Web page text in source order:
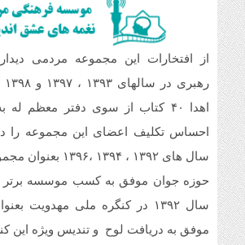
سلام و ارادت. بله از طریق خط تلفن شما در
شبکه های مجازی ارسال گردید.
سلام خسته نباشین فایل صوتی بیکلام سرود
بهشتی)
از افتخارات این مجموعه مردمی
اهدا ۴۰ کتاب از سوی دفتر معظم
احساس تکلیف اعضای این مجموعه را
سال های ۱۳۹۲ ، ۱۳۹۴
حوزه جوان موفق به کسب موسسه برتر
سال ۱۳۹۲ در کنگره ملی مهدویت
موفق به دریافت لوح و تندیس ویژه این